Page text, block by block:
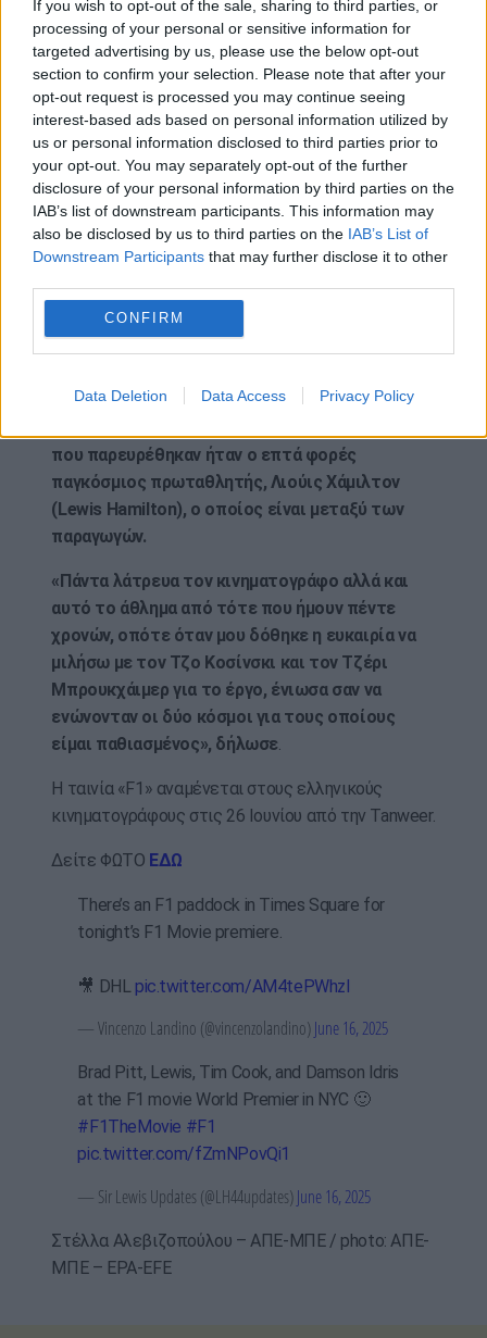
If you wish to opt-out of the sale, sharing to third parties, or
processing of your personal or sensitive information for
targeted advertising by us, please use the below opt-out
section to confirm your selection. Please note that after your
opt-out request is processed you may continue seeing
interest-based ads based on personal information utilized by
us or personal information disclosed to third parties prior to
your opt-out. You may separately opt-out of the further
disclosure of your personal information by third parties on the
IAB’s list of downstream participants. This information may
also be disclosed by us to third parties on the IAB’s List of
Downstream Participants that may further disclose it to other
CONFIRM
Data Deletion Data Access Privacy Policy
Bruckheimer).
Ο Χαβιέ Μπαρδέμ ο οποίος υποδύεται τον
ιδιοκτήτη της ομάδας APXGP υπό τις
σκηνοθετικές οδηγίες του Τζο Κοσίνσκι (Joseph
Kosinski) αποκάλυψε στο κοινό την αγαπημένη του
στιγμή από τα γυρίσματα.
«Δεν θα ξεχάσω ποτέ το τέλος στο ‘Αμπου
Ντάμπι….η στιγμή του βάθρου με τους
πυροτεχνήματα, ήταν μια από αυτές τις μαγικές
στιγμές όπως, σας ευχαριστώ που με έχετε
εδώ», ανέφερε, όπως σημειώνεται στην
ιστοσελίδα της FIA.
που παρευρέθηκαν ήταν ο επτά φορές
παγκόσμιος πρωταθλητής, Λιούις Χάμιλτον
(Lewis Hamilton), ο οποίος είναι μεταξύ των
παραγωγών.
«Πάντα λάτρευα τον κινηματογράφο αλλά και
αυτό το άθλημα από τότε που ήμουν πέντε
χρονών, οπότε όταν μου δόθηκε η ευκαιρία να
μιλήσω με τον Τζο Κοσίνσκι και τον Τζέρι
Μπρουκχάιμερ για το έργο, ένιωσα σαν να
ενώνονταν οι δύο κόσμοι για τους οποίους
είμαι παθιασμένος», δήλωσε.
Η ταινία «F1» αναμένεται στους ελληνικούς
κινηματογράφους στις 26 Ιουνίου από την Tanweer.
Δείτε ΦΩΤΟ ΕΔΩ
There’s an F1 paddock in Times Square for
tonight’s F1 Movie premiere.
🎥 DHL pic.twitter.com/AM4tePWhzl
— Vincenzo Landino (@vincenzolandino)June 16, 2025
Brad Pitt, Lewis, Tim Cook, and Damson Idris
at the F1 movie World Premier in NYC 🙂
#F1TheMovie #F1
pic.twitter.com/fZmNPovQi1
— Sir Lewis Updates (@LH44updates)June 16, 2025
Στέλλα Αλεβιζοπούλου – ΑΠΕ-ΜΠΕ / photo: ΑΠΕ-
ΜΠΕ – EPA-EFE